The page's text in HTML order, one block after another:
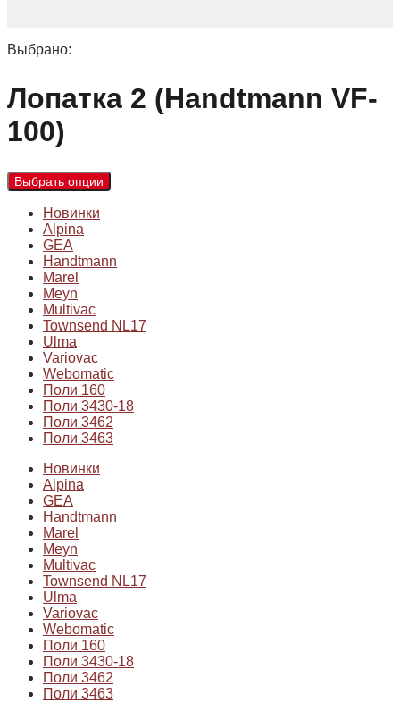
Выбрано:
Лопатка 2 (Handtmann VF-
100)
Выбрать опции
Новинки
Alpina
GEA
Handtmann
Marel
Meyn
Multivac
Townsend NL17
Ulma
Variovac
Webomatic
Поли 160
Поли 3430-18
Поли 3462
Поли 3463
Новинки
Alpina
GEA
Handtmann
Marel
Meyn
Multivac
Townsend NL17
Ulma
Variovac
Webomatic
Поли 160
Поли 3430-18
Поли 3462
Поли 3463